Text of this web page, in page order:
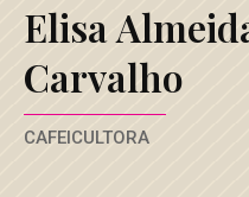
Elisa
Carvalho
CAFEICULTORA